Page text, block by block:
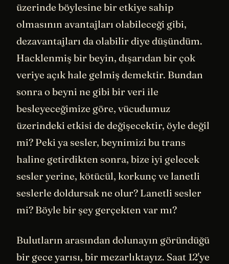
üzerinde böylesine bir etkiye sahip
olmasının avantajları olabileceği gibi,
dezavantajları da olabilir diye düşündüm.
Hacklenmiş bir beyin, dışarıdan bir çok
veriye açık hale gelmiş demektir. Bundan
sonra o beyni ne gibi bir veri ile
besleyeceğimize göre, vücudumuz
üzerindeki etkisi de değişecektir, öyle değil
mi? Peki ya sesler, beynimizi bu trans
haline getirdikten sonra, bize iyi gelecek
sesler yerine, kötücül, korkunç ve lanetli
seslerle doldursak ne olur? Lanetli sesler
mi? Böyle bir şey gerçekten var mı?
Bulutların arasından dolunayın göründüğü
bir gece yarısı, bir mezarlıktayız. Saat 12'ye